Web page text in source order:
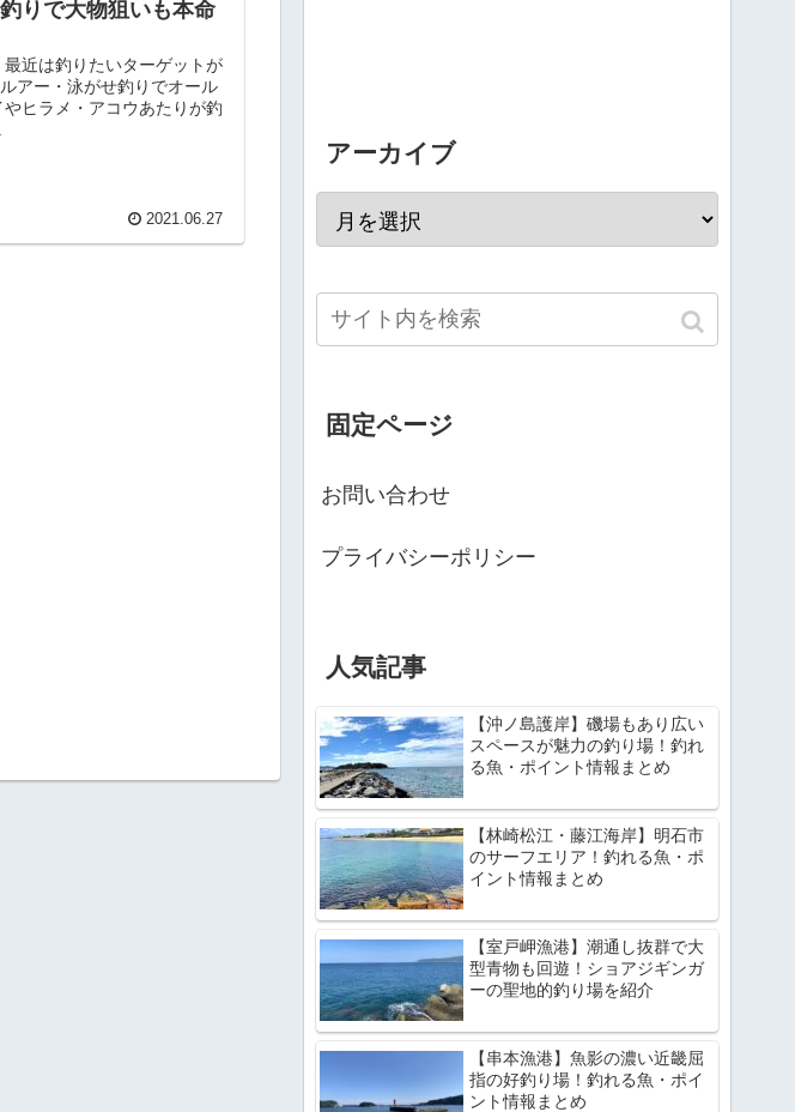
りで大物狙いも本命
近は釣りたいターゲットが
アー・泳がせ釣りでオール
ヒラメ・アコウあたりが釣
2021.06.27
アーカイブ
固定ページ
お問い合わせ
プライバシーポリシー
人気記事
【沖ノ島護岸】磯場もあり広い
スペースが魅力の釣り場！釣れ
る魚・ポイント情報まとめ
【林崎松江・藤江海岸】明石市
のサーフエリア！釣れる魚・ポ
イント情報まとめ
【室戸岬漁港】潮通し抜群で大
型青物も回遊！ショアジギンガ
ーの聖地的釣り場を紹介
【串本漁港】魚影の濃い近畿屈
指の好釣り場！釣れる魚・ポイ
ント情報まとめ